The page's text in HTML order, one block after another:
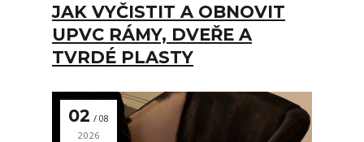
JAK VYČISTIT A OBNOVIT
UPVC RÁMY, DVEŘE A
TVRDÉ PLASTY
02 08
2026